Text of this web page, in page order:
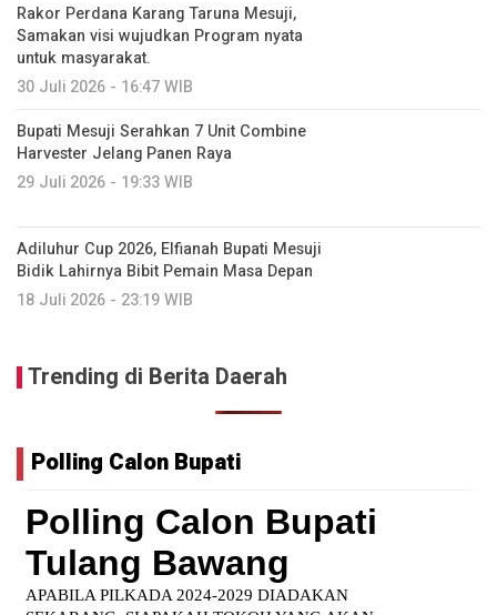
Rakor Perdana Karang Taruna Mesuji,
Samakan visi wujudkan Program nyata
untuk masyarakat.
30 Juli 2026 - 16:47 WIB
Bupati Mesuji Serahkan 7 Unit Combine
Harvester Jelang Panen Raya
29 Juli 2026 - 19:33 WIB
Adiluhur Cup 2026, Elfianah Bupati Mesuji
Bidik Lahirnya Bibit Pemain Masa Depan
18 Juli 2026 - 23:19 WIB
Trending di Berita Daerah
Polling Calon Bupati